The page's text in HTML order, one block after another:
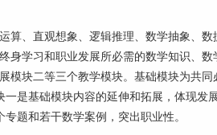
、直观想象、逻辑推理、数学抽象、数
学习和职业发展所必需的数学知识、
块二等三个教学模块。基础模块为共同
是基础模块内容的延伸和拓展，体现发
题和若干数学案例，突出职业性。